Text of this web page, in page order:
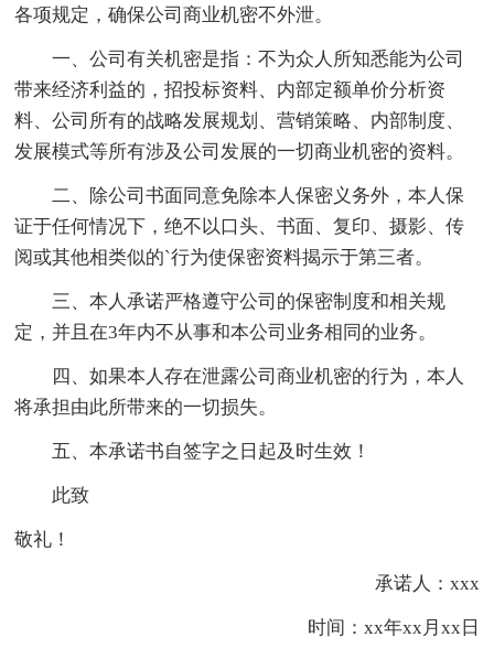
各项规定，确保公司商业机密不外泄。
一、公司有关机密是指：不为众人所知悉能为公司
带来经济利益的，招投标资料、内部定额单价分析资
料、公司所有的战略发展规划、营销策略、内部制度、
发展模式等所有涉及公司发展的一切商业机密的资料。
二、除公司书面同意免除本人保密义务外，本人保
证于任何情况下，绝不以口头、书面、复印、摄影、传
阅或其他相类似的`行为使保密资料揭示于第三者。
三、本人承诺严格遵守公司的保密制度和相关规
定，并且在3年内不从事和本公司业务相同的业务。
四、如果本人存在泄露公司商业机密的行为，本人
将承担由此所带来的一切损失。
五、本承诺书自签字之日起及时生效！
此致
敬礼！
承诺人：xxx
时间：xx年xx月xx日